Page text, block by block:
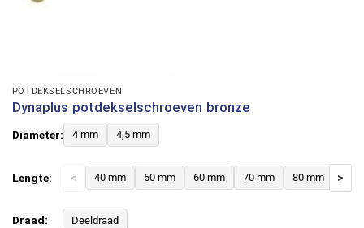
POTDEKSELSCHROEVEN
Dynaplus potdekselschroeven bronze
Diameter: 4 mm 4,5 mm
Lengte: < 40 mm 50 mm 60 mm 70 mm 80 mm >
Draad: Deeldraad